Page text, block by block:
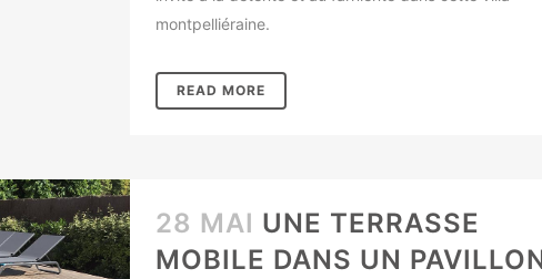
montpelliéraine.
READ MORE
28 MAI UNE TERRASSE
MOBILE DANS UN